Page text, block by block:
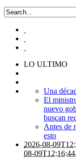
LO ULTIMO
Una
El
nuevo
buscan
Antes de
esto
2026-08-
08-